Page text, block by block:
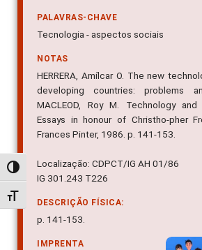
Alternar alto contraste
Alternar tamanho da fonte
PALAVRAS-CHAVE
Tecnologia - aspectos sociais
NOTAS
HERRERA, Amílcar O. The new
developing countries: problems
MACLEOD, Roy M. Technology
Essays in honour of Christho-pher
Frances Pinter, 1986. p. 141-153.
Localização: CDPCT/IG AH 01/86
IG 301.243 T226
DESCRIÇÃO FÍSICA:
p. 141-153.
IMPRENTA